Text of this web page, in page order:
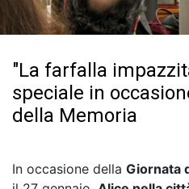
"La farfalla
speciale in
della Memoria
In occasione della Giornata